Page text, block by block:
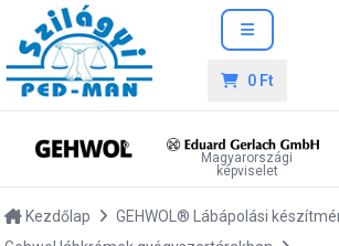
0 Ft
Magyarországi
képviselet
Kezdőlap
GEHWOL® Lábápolási